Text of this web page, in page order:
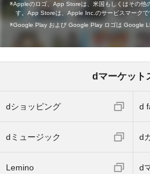
Appleのロゴ、App Storeは、米国もしくはその他
す。App Storeは、Apple Inc.のサービスマークで
Google Play および Google Play ロゴは Google
dマーケット
dショッピング d
dミュージック d
Lemino d